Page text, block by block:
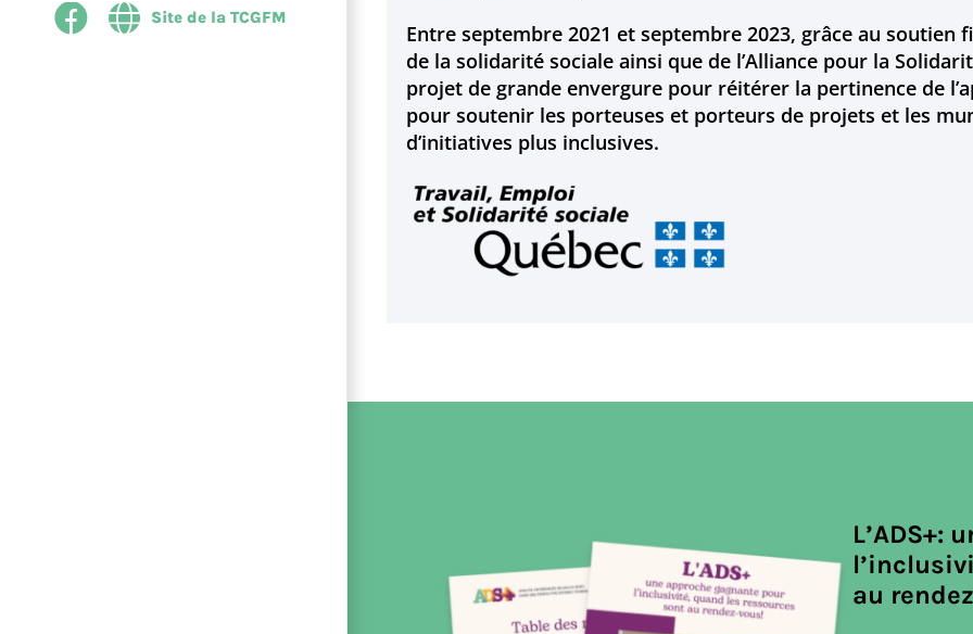
Facebook
Site
Entre septembre 2021 et septembre 2023, grâce au
de la solidarité sociale ainsi que de l’Alliance pour la
projet de grande envergure pour réitérer la pertinence de
pour soutenir les porteuses et porteurs de projets et les
d’initiatives plus inclusives.
L’ADS+:
au